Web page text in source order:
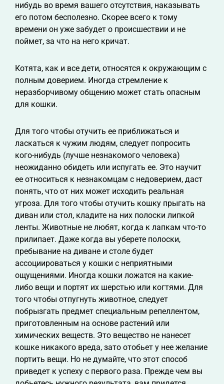
нибудь во время вашего отсутствия, наказывать
его потом бесполезно. Скорее всего к тому
времени он уже забудет о происшествии и не
поймет, за что на него кричат.
Котята, как и все дети, относятся к окружающим с
полным доверием. Иногда стремление к
неразборчивому общению может стать опасным
для кошки.
Для того чтобы отучить ее приближаться и
ласкаться к чужим людям, следует попросить
кого-нибудь (лучше незнакомого человека)
неожиданно обидеть или испугать ее. Это научит
ее относиться к незнакомцам с недоверием, даст
понять, что от них может исходить реальная
угроза. Для того чтобы отучить кошку прыгать на
диван или стол, кладите на них полоски липкой
ленты. Животные не любят, когда к лапкам что-то
прилипает. Даже когда вы уберете полоски,
пребывание на диване и столе будет
ассоциироваться у кошки с неприятными
ощущениями. Иногда кошки ложатся на какие-
либо вещи и портят их шерстью или когтями. Для
того чтобы отпугнуть животное, следует
побрызгать предмет специальным репеллентом,
приготовленным на основе растений или
химических веществ. Это вещество не нанесет
кошке никакого вреда, зато отобьет у нее желание
портить вещи. Но не думайте, что этот способ
приведет к успеху с первого раза. Прежде чем вы